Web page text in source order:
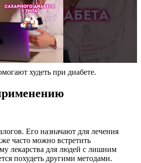
худеть при диабете.
Его назначают для лечения
часто можно встретить
лекарства для людей с лишним
похудеть другими методами.